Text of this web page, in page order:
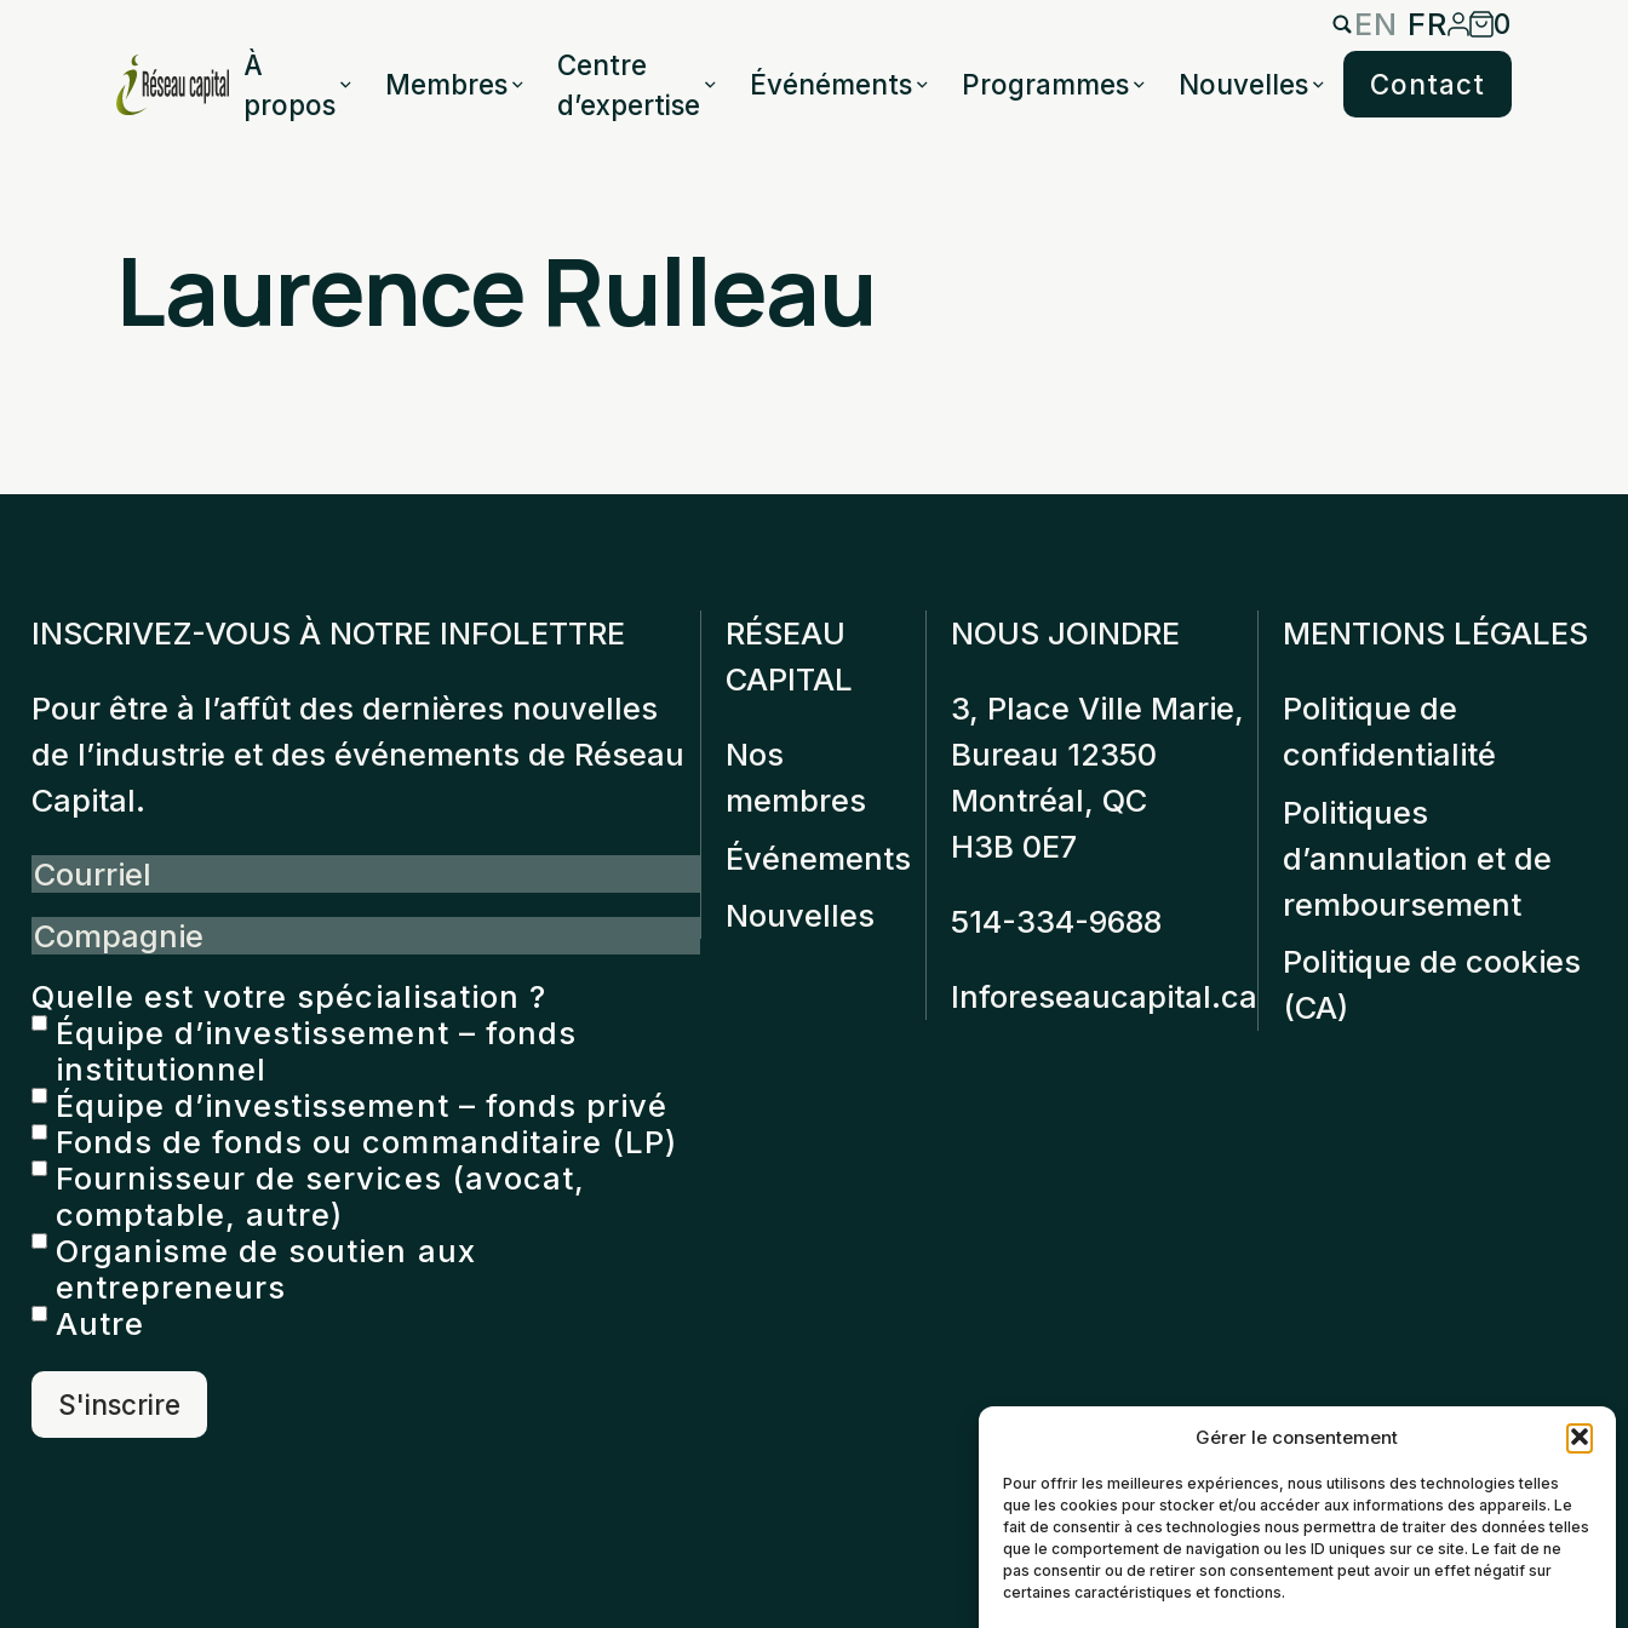
Gérer le consentement
Pour offrir les meilleures expériences, nous utilisons des technologies telles
que les cookies pour stocker et/ou accéder aux informations des appareils. Le
fait de consentir à ces technologies nous permettra de traiter des données telles
que le comportement de navigation ou les ID uniques sur ce site. Le fait de ne
pas consentir ou de retirer son consentement peut avoir un effet négatif sur
certaines caractéristiques et fonctions.
EN FR
0
À
propos
Membres
Centre
d’expertise
Événéments Programmes Nouvelles Contact
Laurence Rulleau
INSCRIVEZ-VOUS À NOTRE INFOLETTRE
Pour être à l’affût des dernières nouvelles
de l’industrie et des événements de Réseau
Capital.
Courriel
Compagnie
Quelle est votre spécialisation ?
Équipe d’investissement – fonds
institutionnel
Équipe d’investissement – fonds privé
Fonds de fonds ou commanditaire (LP)
Fournisseur de services (avocat,
comptable, autre)
Organisme de soutien aux
entrepreneurs
Autre
RÉSEAU
CAPITAL
Nos
membres
Événements
Nouvelles
NOUS JOINDRE
3, Place Ville Marie,
Bureau 12350
Montréal, QC
H3B 0E7
514-334-9688
Inforeseaucapital.ca
MENTIONS LÉGALES
Politique de
confidentialité
Politiques
d’annulation et de
remboursement
Politique de cookies
(CA)